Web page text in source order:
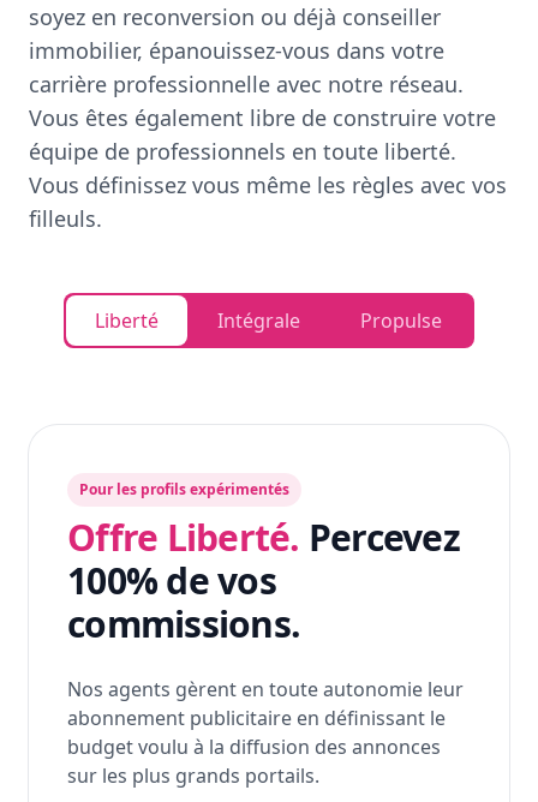
soyez en reconversion ou déjà conseiller
immobilier, épanouissez-vous dans votre
carrière professionnelle avec notre réseau.
Vous êtes également libre de construire votre
équipe de professionnels en toute liberté.
Vous définissez vous même les règles avec vos
filleuls.
Liberté Intégrale Propulse
Pour les profils expérimentés
Offre Liberté. Percevez
100% de vos
commissions.
Nos agents gèrent en toute autonomie leur
abonnement publicitaire en définissant le
budget voulu à la diffusion des annonces
sur les plus grands portails.